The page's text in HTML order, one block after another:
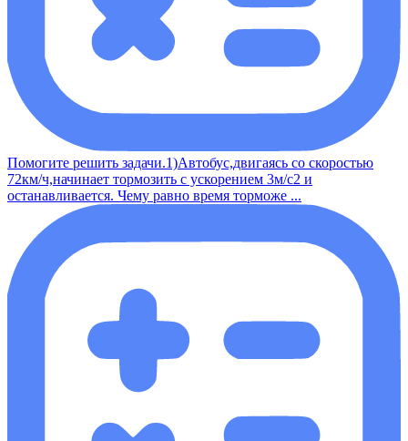
Помогите решить задачи.1)Автобус,двигаясь со скоростью
72км/ч,начинает тормозить с ускорением 3м/с2 и
останавливается. Чему равно время торможе ...